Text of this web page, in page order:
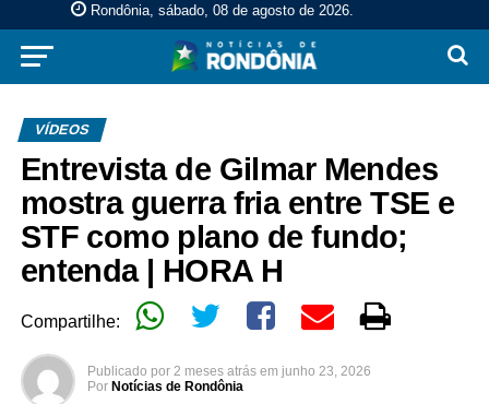
Rondônia, sábado, 08 de agosto de 2026.
VÍDEOS
Entrevista de Gilmar Mendes
mostra guerra fria entre TSE e
STF como plano de fundo;
entenda | HORA H
Compartilhe:
Publicado por 2 meses atrás em junho 23, 2026
Por Notícias de Rondônia